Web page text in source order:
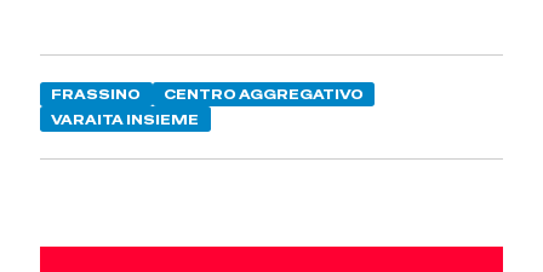
FRASSINO
CENTRO AGGREGATIVO
VARAITA INSIEME